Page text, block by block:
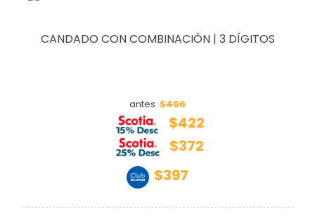
CANDADO CON COMBINACIÓN | 3 DÍGITOS
antes $496
$422
$372
$397